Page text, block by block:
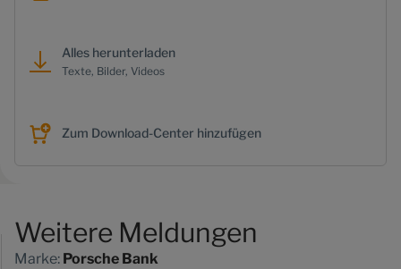
Alles herunterladen
Texte, Bilder, Videos
Zum Download-Center hinzufügen
Weitere Meldungen
Marke: Porsche Bank